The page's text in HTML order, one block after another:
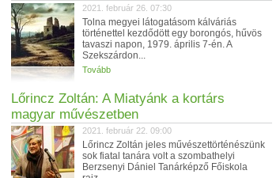
2021. február 26. 07:30
Tolna megyei látogatásom kálváriás
történettel kezdődött egy borongós, hűvös
tavaszi napon, 1979. április 7-én. A
Szekszárdon...
Tovább
Lőrincz Zoltán: A Miatyánk a kortárs
magyar művészetben
2021. február 22. 09:00
Lőrincz Zoltán jeles művészettörténészünk
sok fiatal tanára volt a szombathelyi
Berzsenyi Dániel Tanárképző Főiskola